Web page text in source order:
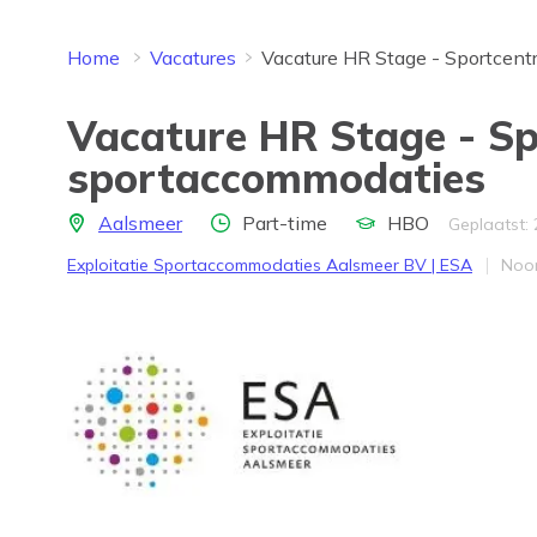
Home Vacatures Vacature HR Stage -
Vacature HR Stage -
sportaccommodaties
LocatieAalsmeerAantal uren
Part-time Opleidingsniveau
HBO
Geplaatst:
Bedrijf
Exploitatie Sportaccommodaties Aalsmeer BV | ESA